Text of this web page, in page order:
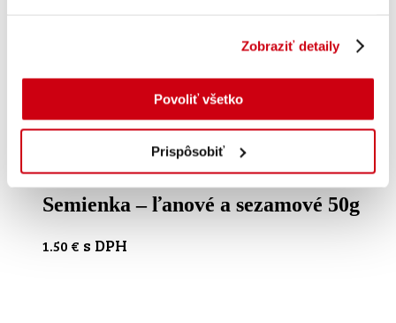
Zobraziť detaily
Povoliť všetko
Prispôsobiť
Pridať do košíka
Semienka – ľanové a sezamové 50g
1.50 € s DPH